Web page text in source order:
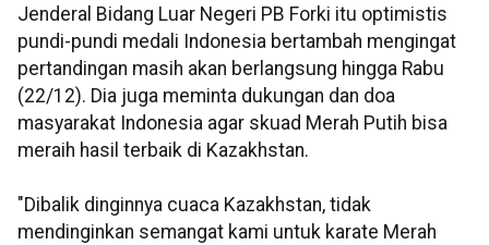
Jenderal Bidang Luar Negeri PB Forki itu optimistis
pundi-pundi medali Indonesia bertambah mengingat
pertandingan masih akan berlangsung hingga Rabu
(22/12). Dia juga meminta dukungan dan doa
masyarakat Indonesia agar skuad Merah Putih bisa
meraih hasil terbaik di Kazakhstan.
"Dibalik dinginnya cuaca Kazakhstan, tidak
mendinginkan semangat kami untuk karate Merah